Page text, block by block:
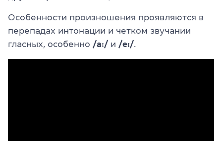
Особенности произношения проявляются в
перепадах интонации и четком звучании
гласных, особенно /aɪ/ и /eɪ/.